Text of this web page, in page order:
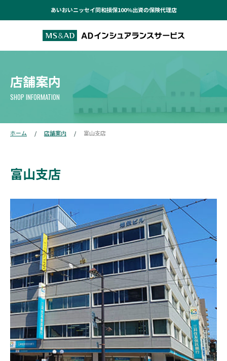
あいおいニッセイ同和損保100％出資の保険代理店
店舗案内
SHOP INFORMATION
ホーム 店舗案内 富山支店
富山支店